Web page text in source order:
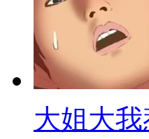
大姐大我